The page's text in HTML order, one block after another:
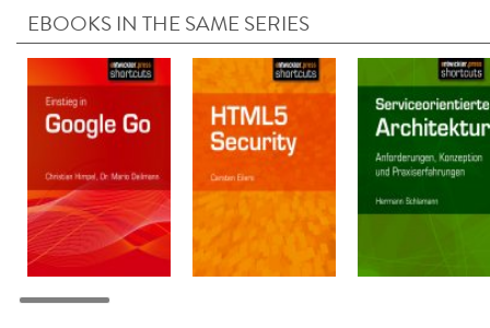
EBOOKS IN THE SAME SERIES